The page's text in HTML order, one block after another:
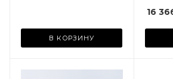
В КОРЗИНУ
16